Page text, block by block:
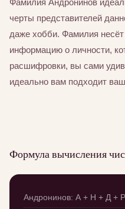
Фамилия Андронинов
черты представителей
даже хобби. Фамилия
информацию о личности,
расшифровки, вы сами
идеально вам подходит
Формула вычисления
Андронинов: А + Н + Д +